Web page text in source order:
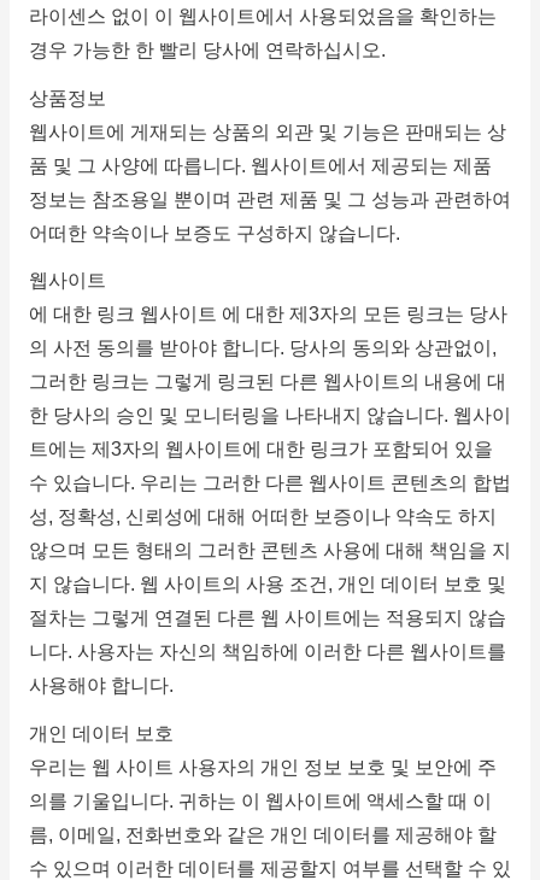
라이센스 없이 이 웹사이트에서 사용되었음을 확인하는
경우 가능한 한 빨리 당사에 연락하십시오.
상품정보
웹사이트에 게재되는 상품의 외관 및 기능은 판매되는 상
품 및 그 사양에 따릅니다. 웹사이트에서 제공되는 제품
정보는 참조용일 뿐이며 관련 제품 및 그 성능과 관련하여
어떠한 약속이나 보증도 구성하지 않습니다.
웹사이트
에 대한 링크 웹사이트 에 대한 제3자의 모든 링크는 당사
의 사전 동의를 받아야 합니다. 당사의 동의와 상관없이,
그러한 링크는 그렇게 링크된 다른 웹사이트의 내용에 대
한 당사의 승인 및 모니터링을 나타내지 않습니다. 웹사이
트에는 제3자의 웹사이트에 대한 링크가 포함되어 있을
수 있습니다. 우리는 그러한 다른 웹사이트 콘텐츠의 합법
성, 정확성, 신뢰성에 대해 어떠한 보증이나 약속도 하지
않으며 모든 형태의 그러한 콘텐츠 사용에 대해 책임을 지
지 않습니다. 웹 사이트의 사용 조건, 개인 데이터 보호 및
절차는 그렇게 연결된 다른 웹 사이트에는 적용되지 않습
니다. 사용자는 자신의 책임하에 이러한 다른 웹사이트를
사용해야 합니다.
개인 데이터 보호
우리는 웹 사이트 사용자의 개인 정보 보호 및 보안에 주
의를 기울입니다. 귀하는 이 웹사이트에 액세스할 때 이
름, 이메일, 전화번호와 같은 개인 데이터를 제공해야 할
수 있으며 이러한 데이터를 제공할지 여부를 선택할 수 있